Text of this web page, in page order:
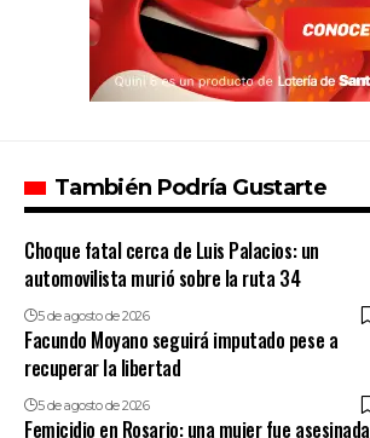
También Podría Gustarte
Choque fatal cerca de Luis Palacios: un
automovilista murió sobre la ruta 34
5 de agosto de 2026
Facundo Moyano seguirá imputado pese a
recuperar la libertad
5 de agosto de 2026
Femicidio en Rosario: una mujer fue asesinada